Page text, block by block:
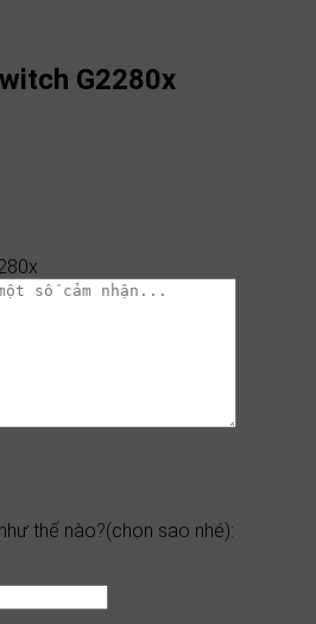
G2280x
thế nào?(chọn sao nhé):